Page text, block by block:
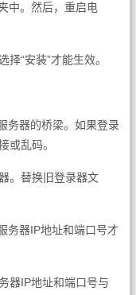
中。然后，重启电
“安装”才能生效。
务器的桥梁。如果登录
或乱码。
。替换旧登录器文
务器IP地址和端口号才
器IP地址和端口号与